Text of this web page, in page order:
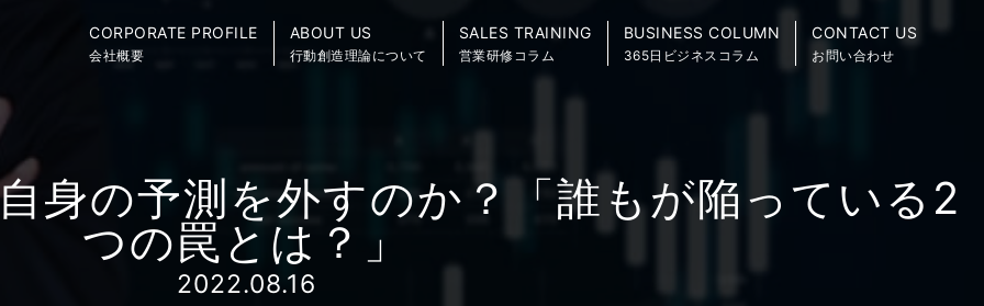
CORPORATE PROFILE
会社概要
ABOUT US
行動創造理論について
SALES TRAINING
営業研修コラム
BUSINESS COLUMN
365日ビジネスコラム
CONTACT US
お問い合わせ
身の予測を外すのか？「誰もが陥っている2
つの罠とは？」
2022.08.16